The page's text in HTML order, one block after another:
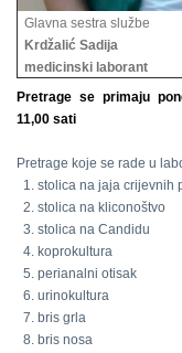
Glavna sestra službe
Krdžalić Sadija
medicinski laborant
Pretrage se primaju
11,00 sati
Pretrage koje se rade u
1. stolica na jaja crijevnih
2. stolica na kliconoštvo
3. stolica na Candidu
4. koprokultura
5. perianalni otisak
6. urinokultura
7. bris grla
8. bris nosa